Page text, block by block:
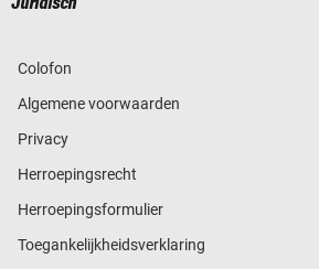
Colofon
Algemene voorwaarden
Privacy
Herroepingsrecht
Herroepingsformulier
Toegankelijkheidsverklaring